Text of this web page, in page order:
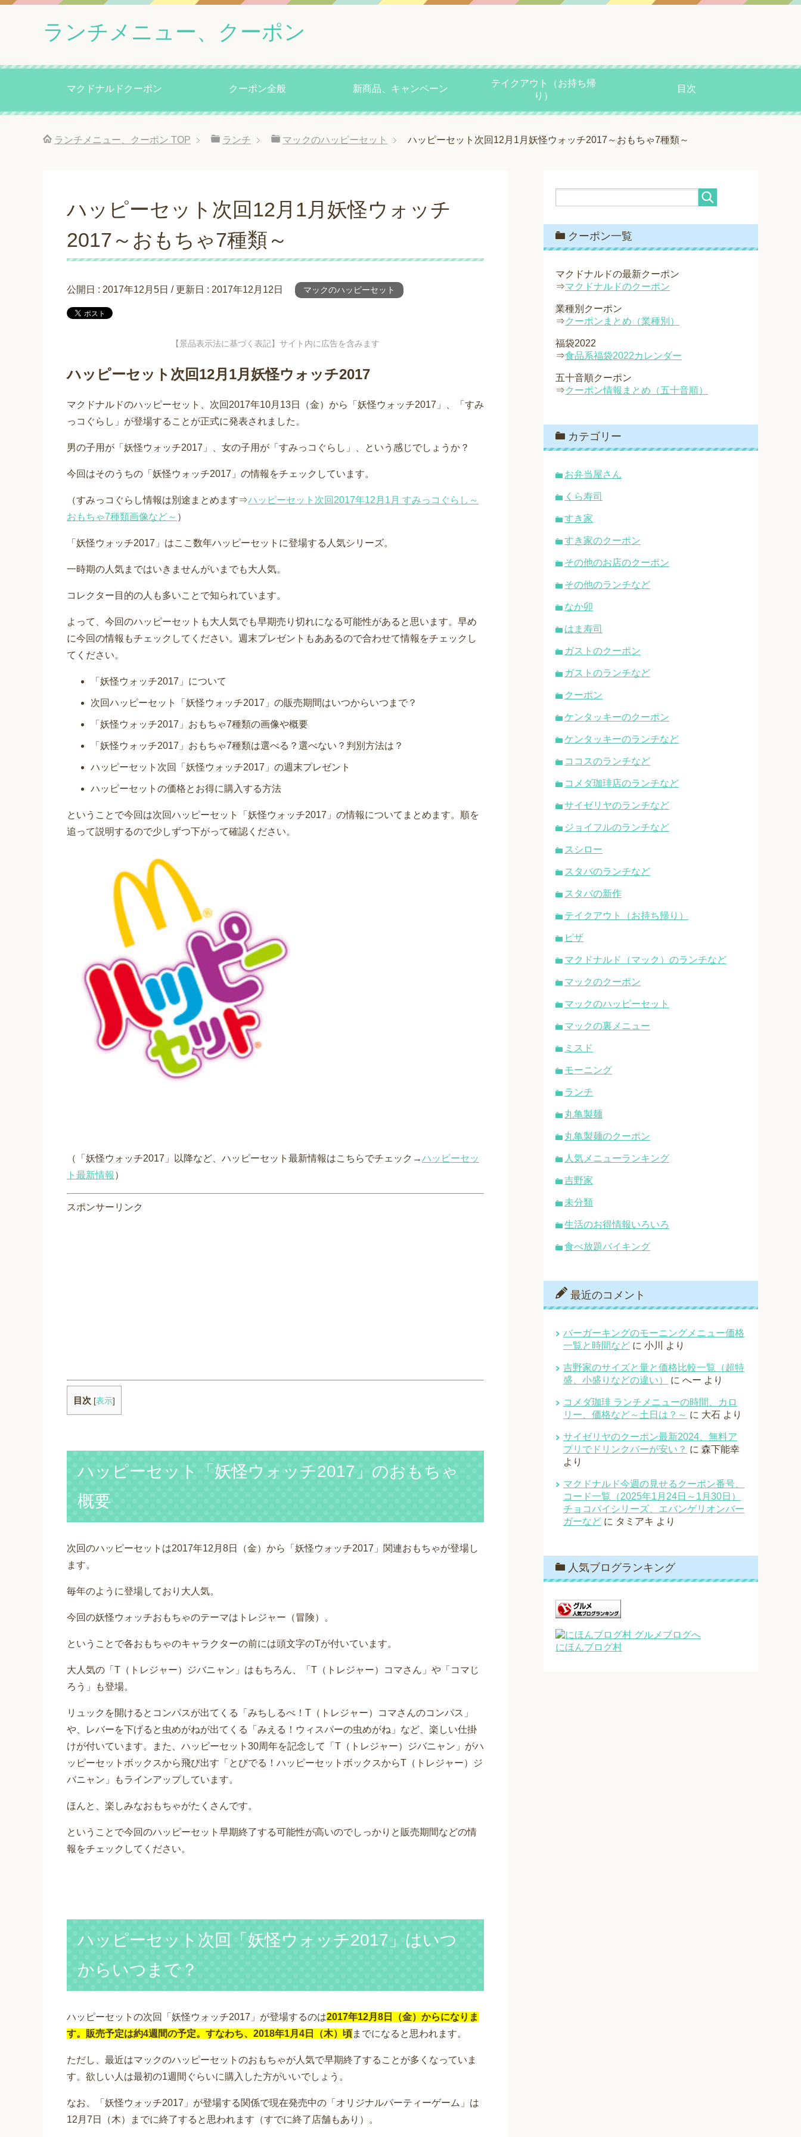
ランチメニュー、クーポン
マクドナルドクーポン クーポン全般 新商品、キャンペーン
テイクアウト（お持ち帰
り）
目次
ランチメニュー、クーポン TOP ランチ マックのハッピーセット ハッピーセット次回12月1月妖怪ウォッチ2017～おもちゃ7種類～
ハッピーセット次回12月1月妖怪ウォッチ
2017～おもちゃ7種類～
公開日 : 2017年12月5日 / 更新日 : 2017年12月12日 マックのハッピーセット
【景品表示法に基づく表記】サイト内に広告を含みます
ハッピーセット次回12月1月妖怪ウォッチ2017
マクドナルドのハッピーセット、次回2017年10月13日（金）から「妖怪ウォッチ2017」、「すみ
っコぐらし」が登場することが正式に発表されました。
男の子用が「妖怪ウォッチ2017」、女の子用が「すみっコぐらし」、という感じでしょうか？
今回はそのうちの「妖怪ウォッチ2017」の情報をチェックしています。
（すみっコぐらし情報は別途まとめます⇒ハッピーセット次回2017年12月1月 すみっコぐらし～
おもちゃ7種類画像など～ ）
「妖怪ウォッチ2017」はここ数年ハッピーセットに登場する人気シリーズ。
一時期の人気まではいきませんがいまでも大人気。
コレクター目的の人も多いことで知られています。
よって、今回のハッピーセットも大人気でも早期売り切れになる可能性があると思います。早め
に今回の情報もチェックしてください。週末プレゼントもああるので合わせて情報をチェックし
てください。
「妖怪ウォッチ2017」について
次回ハッピーセット「妖怪ウォッチ2017」の販売期間はいつからいつまで？
「妖怪ウォッチ2017」おもちゃ7種類の画像や概要
「妖怪ウォッチ2017」おもちゃ7種類は選べる？選べない？判別方法は？
ハッピーセット次回「妖怪ウォッチ2017」の週末プレゼント
ハッピーセットの価格とお得に購入する方法
ということで今回は次回ハッピーセット「妖怪ウォッチ2017」の情報についてまとめます。順を
追って説明するので少しずつ下がって確認ください。
（「妖怪ウォッチ2017」以降など、ハッピーセット最新情報はこちらでチェック→ハッピーセッ
ト最新情報 ）
スポンサーリンク
目次 [表示]
ハッピーセット「妖怪ウォッチ2017」のおもちゃ
概要
次回のハッピーセットは2017年12月8日（金）から「妖怪ウォッチ2017」関連おもちゃが登場し
ます。
毎年のように登場しており大人気。
今回の妖怪ウォッチおもちゃのテーマはトレジャー（冒険）。
ということで各おもちゃのキャラクターの前には頭文字のTが付いています。
大人気の「T（トレジャー）ジバニャン」はもちろん、「T（トレジャー）コマさん」や「コマじ
ろう」も登場。
リュックを開けるとコンパスが出てくる「みちしるべ！T（トレジャー）コマさんのコンパス」
や、レバーを下げると虫めがねが出てくる「みえる！ウィスパーの虫めがね」など、楽しい仕掛
けが付いています。また、ハッピーセット30周年を記念して「T（トレジャー）ジバニャン」がハ
ッピーセットボックスから飛び出す「とびでる！ハッピーセットボックスからT（トレジャー）ジ
バニャン」もラインアップしています。
ほんと、楽しみなおもちゃがたくさんです。
ということで今回のハッピーセット早期終了する可能性が高いのでしっかりと販売期間などの情
報をチェックしてください。
ハッピーセット次回「妖怪ウォッチ2017」はいつ
からいつまで？
ハッピーセットの次回「妖怪ウォッチ2017」が登場するのは2017年12月8日（金）からになりま
す。販売予定は約4週間の予定。すなわち、2018年1月4日（木）頃までになると思われます。
ただし、最近はマックのハッピーセットのおもちゃが人気で早期終了することが多くなっていま
す。欲しい人は最初の1週間ぐらいに購入した方がいいでしょう。
なお、「妖怪ウォッチ2017」が登場する関係で現在発売中の「オリジナルパーティーゲーム」は
12月7日（木）までに終了すると思われます（すでに終了店舗もあり）。
クーポン一覧
マクドナルドの最新クーポン
⇒マクドナルドのクーポン
業種別クーポン
⇒クーポンまとめ（業種別）
福袋2022
⇒食品系福袋2022カレンダー
五十音順クーポン
⇒クーポン情報まとめ（五十音順）
カテゴリー
お弁当屋さん
くら寿司
すき家
すき家のクーポン
その他のお店のクーポン
その他のランチなど
なか卯
はま寿司
ガストのクーポン
ガストのランチなど
クーポン
ケンタッキーのクーポン
ケンタッキーのランチなど
ココスのランチなど
コメダ珈琲店のランチなど
サイゼリヤのランチなど
ジョイフルのランチなど
スシロー
スタバのランチなど
スタバの新作
テイクアウト（お持ち帰り）
ピザ
マクドナルド（マック）のランチなど
マックのクーポン
マックのハッピーセット
マックの裏メニュー
ミスド
モーニング
ランチ
丸亀製麺
丸亀製麺のクーポン
人気メニューランキング
吉野家
未分類
生活のお得情報いろいろ
食べ放題バイキング
最近のコメント
バーガーキングのモーニングメニュー価格
一覧と時間など に 小川 より
吉野家のサイズと量と価格比較一覧（超特
盛、小盛りなどの違い）
に へー より
コメダ珈琲 ランチメニューの時間、カロ
リー、価格など～土日は？～ に 大石 より
サイゼリヤのクーポン最新2024、無料ア
プリでドリンクバーが安い？ に 森下能幸
より
マクドナルド今週の見せるクーポン番号、
コード一覧（2025年1月24日～1月30日）
チョコパイシリーズ、エバンゲリオンバー
ガーなど に タミアキ より
人気ブログランキング
にほんブログ村